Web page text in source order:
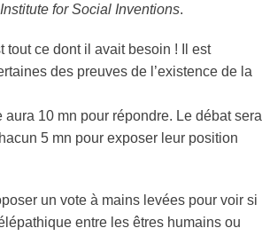
for Social Inventions.
tout ce dont il avait besoin ! Il est
des preuves de l’existence de la
10 mn pour répondre. Le débat sera
5 mn pour exposer leur position
un vote à mains levées pour voir si
entre les êtres humains ou